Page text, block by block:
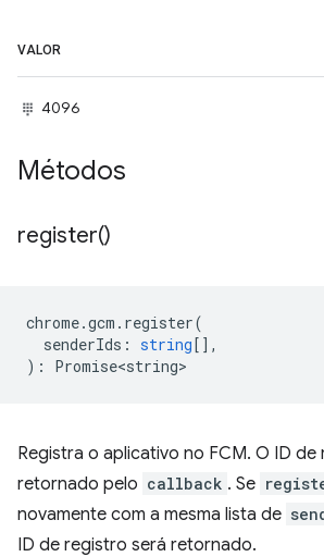
VALOR
4096
Métodos
register()
chrome.gcm . register(
senderIds : string[],
) : Promise<string>
Registra o aplicativo no FCM. O ID de
retornado pelo callback . Se
novamente com a mesma lista de
ID de registro será retornado.